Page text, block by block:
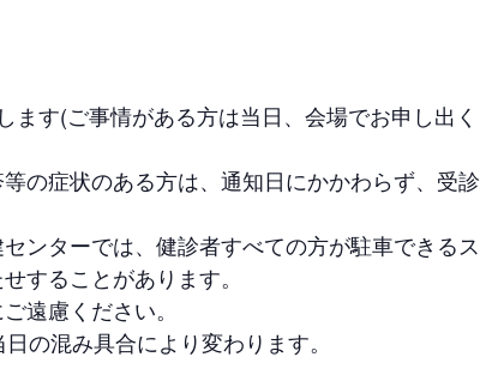
す(ご事情がある方は当日、会場でお申し出く
の症状のある方は、通知日にかかわらず、受診
ンターでは、健診者すべての方が駐車できるス
することがあります。
遠慮ください。
の混み具合により変わります。